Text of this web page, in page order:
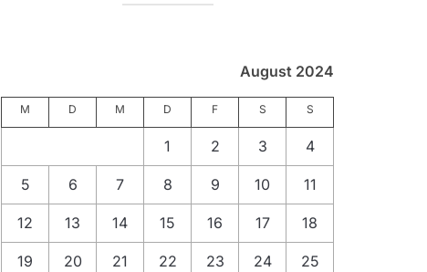
August 2024
M D M D F S S
1 2 3 4
5 6 7 8 9 10 11
12 13 14 15 16 17 18
19 20 21 22 23 24 25